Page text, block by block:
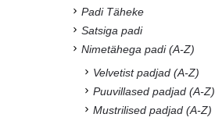
Padi Täheke
Satsiga padi
Nimetähega padi (A-Z)
Velvetist padjad (A-Z)
Puuvillased padjad (A-Z)
Mustrilised padjad (A-Z)